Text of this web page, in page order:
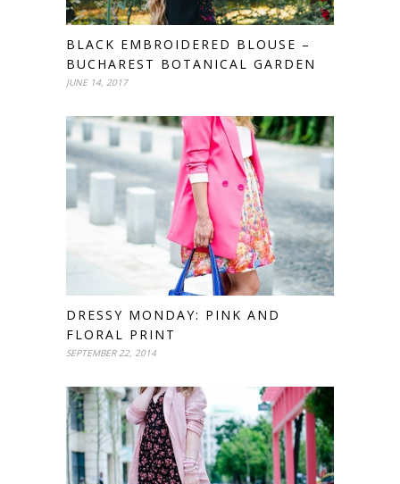
BLACK EMBROIDERED BLOUSE –
BUCHAREST BOTANICAL GARDEN
JUNE 14, 2017
DRESSY MONDAY: PINK AND
FLORAL PRINT
SEPTEMBER 22, 2014